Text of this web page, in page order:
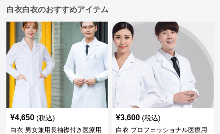
白衣白衣のおすすめアイテム
¥4,650 (税込)
白衣 男女兼用長袖襟付き医療用
¥3,600 (税込)
白衣 プロフェッショナル医療用